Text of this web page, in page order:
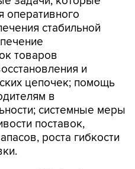
оперативного
стабильной
товаров
и
цепочек; помощь
в
системные меры
поставок,
роста гибкости